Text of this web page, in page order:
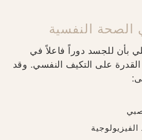
النفسية
بأن للجسد دوراً فاعلاً في
القدرة على التكيف النفسي. وقد